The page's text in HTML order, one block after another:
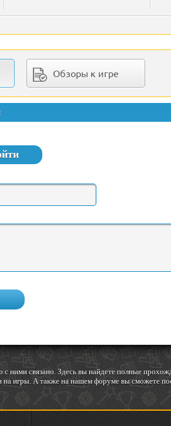
Обзоры к игре
с ними связано. Здесь вы найдете полные
игры. А также на нашем форуме вы сможете